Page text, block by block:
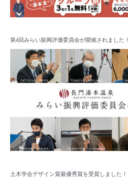
第4回みらい振興評価委員会が開催されました！
土木学会デザイン賞最優秀賞を受賞しました！